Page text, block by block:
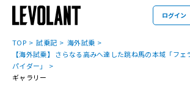
ログイン
TOP 試乗記
海外試乗
【海外試乗】 さらなる高みへ達した跳ね馬の本域「フ
パイダー」
ギャラリー